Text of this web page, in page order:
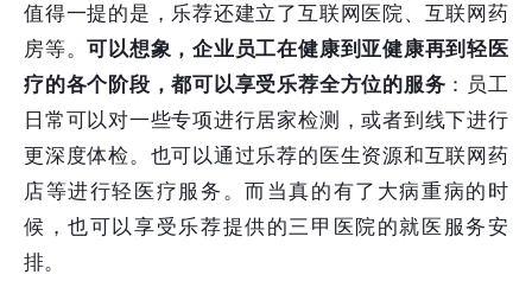
值得一提的是，乐荐还建立了互联网医院、互联网药
房等。可以想象，企业员工在健康到亚健康再到轻医
疗的各个阶段，都可以享受乐荐全方位的服务 ：员工
日常可以对一些专项进行居家检测，或者到线下进行
更深度体检。也可以通过乐荐的医生资源和互联网药
店等进行轻医疗服务。而当真的有了大病重病的时
候，也可以享受乐荐提供的三甲医院的就医服务安
排。